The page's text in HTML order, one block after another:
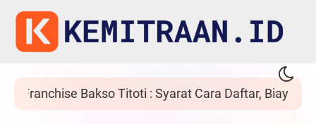
dan Proposal Franchise Ayam Bebek